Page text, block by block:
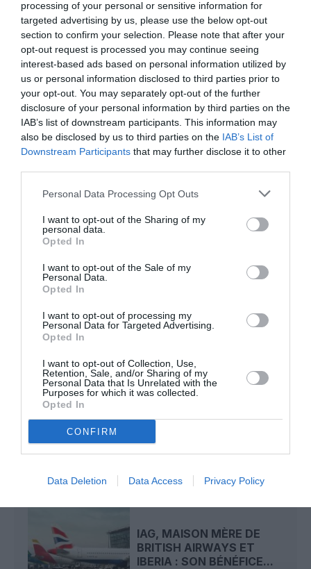
processing of your personal or sensitive information for
targeted advertising by us, please use the below opt-out
section to confirm your selection. Please note that after your
opt-out request is processed you may continue seeing
interest-based ads based on personal information utilized by
us or personal information disclosed to third parties prior to
your opt-out. You may separately opt-out of the further
disclosure of your personal information by third parties on the
IAB’s list of downstream participants. This information may
also be disclosed by us to third parties on the IAB’s List of
Downstream Participants that may further disclose it to other
Personal Data Processing Opt Outs
I want to opt-out of the Sharing of my
personal data.
Opted In
I want to opt-out of the Sale of my
Personal Data.
Opted In
I want to opt-out of processing my
Personal Data for Targeted Advertising.
Opted In
I want to opt-out of Collection, Use,
Retention, Sale, and/or Sharing of my
Personal Data that Is Unrelated with the
Purposes for which it was collected.
Opted In
CONFIRM
Data Deletion Data Access Privacy Policy
DERNIERS COMMENTAIRES
Mathématiquesa commenté l'article :
19 h 23 sans escale : le Boeing 777F de National
Airlines relie l’Écosse à l’Australie
Badissi novembria commenté l'article :
Nice–Corse : ces vols électriques qui se profilent à
l’horizon 2030
Airbus A380
80 ANS DE LIAISONS
BRITISH AIRWAYS
IAG, MAISON MÈRE DE
BRITISH AIRWAYS ET
IBERIA : SON BÉNÉFICE...